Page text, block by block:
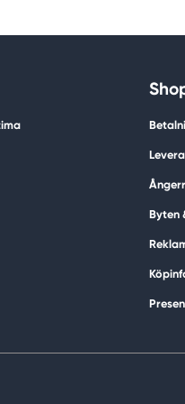
Byten